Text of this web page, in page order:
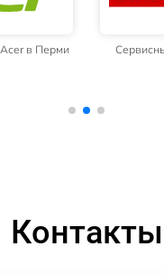
в Перми
Контакты